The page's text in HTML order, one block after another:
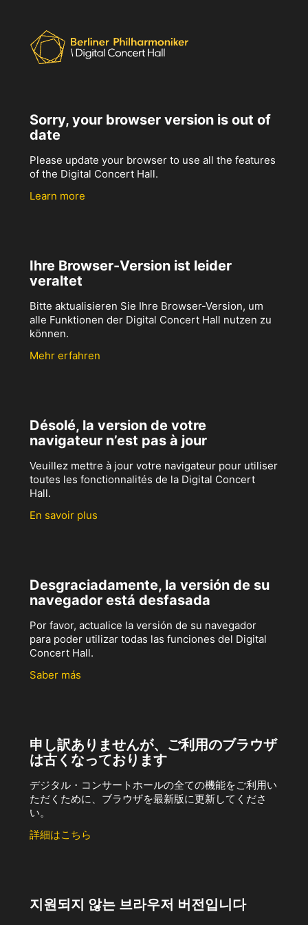
Sorry, your browser version is out of
date
Please update your browser to use all the features
of the Digital Concert Hall.
Learn more
Ihre Browser-Version ist leider
veraltet
Bitte aktualisieren Sie Ihre Browser-Version, um
alle Funktionen der Digital Concert Hall nutzen zu
können.
Mehr erfahren
Désolé, la version de votre
navigateur n’est pas à jour
Veuillez mettre à jour votre navigateur pour utiliser
toutes les fonctionnalités de la Digital Concert
Hall.
En savoir plus
Desgraciadamente, la versión de su
navegador está desfasada
Por favor, actualice la versión de su navegador
para poder utilizar todas las funciones del Digital
Concert Hall.
Saber más
申し訳ありませんが、ご利用のブラウザ
は古くなっております
デジタル・コンサートホールの全ての機能をご利用い
ただくために、ブラウザを最新版に更新してくださ
い。
詳細はこちら
지원되지 않는 브라우저 버전입니다